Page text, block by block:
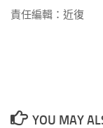
責任編輯：近復
YOU MAY